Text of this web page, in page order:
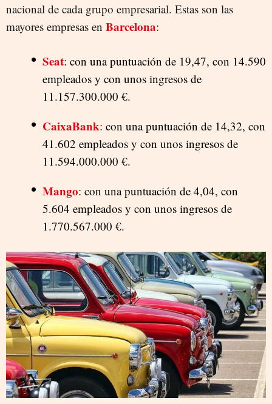
nacional de cada grupo empresarial. Estas son las
mayores empresas en Barcelona:
Seat: con una puntuación de 19,47, con 14.590
empleados y con unos ingresos de
11.157.300.000 €.
CaixaBank: con una puntuación de 14,32, con
41.602 empleados y con unos ingresos de
11.594.000.000 €.
Mango: con una puntuación de 4,04, con
5.604 empleados y con unos ingresos de
1.770.567.000 €.